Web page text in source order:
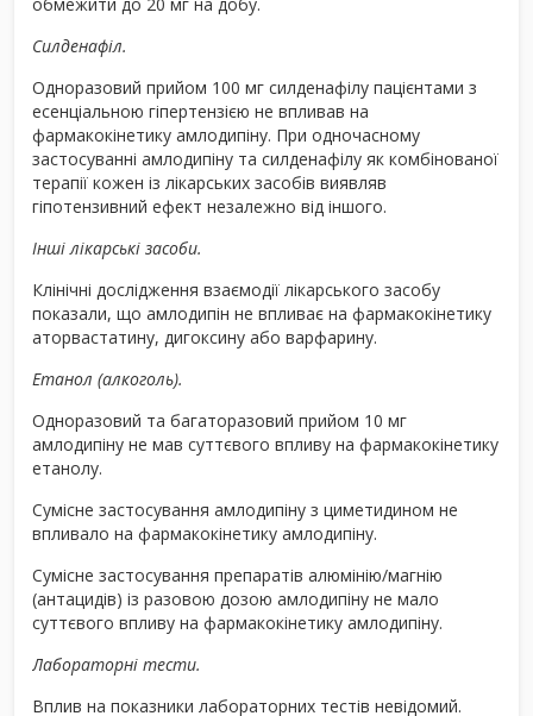
Силденафіл.
Одноразовий прийом 100 мг силденафілу пацієнтами з
есенціальною гіпертензією не впливав на
фармакокінетику амлодипіну. При одночасному
застосуванні амлодипіну та силденафілу як комбінованої
терапії кожен із лікарських засобів виявляв
гіпотензивний ефект незалежно від іншого.
Інші лікарські засоби.
Клінічні дослідження взаємодії лікарського засобу
показали, що амлодипін не впливає на фармакокінетику
аторвастатину, дигоксину або варфарину.
Етанол (алкоголь).
Одноразовий та багаторазовий прийом 10 мг
амлодипіну не мав суттєвого впливу на фармакокінетику
етанолу.
Сумісне застосування амлодипіну з циметидином не
впливало на фармакокінетику амлодипіну.
Сумісне застосування препаратів алюмінію/магнію
(антацидів) із разовою дозою амлодипіну не мало
суттєвого впливу на фармакокінетику амлодипіну.
Лабораторні тести.
Вплив на показники лабораторних тестів невідомий.